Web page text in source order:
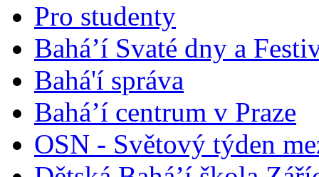
Pro studenty
Bahá’í Svaté dny a
Bahá'í správa
Bahá’í centrum v Praze
OSN - Světový týden